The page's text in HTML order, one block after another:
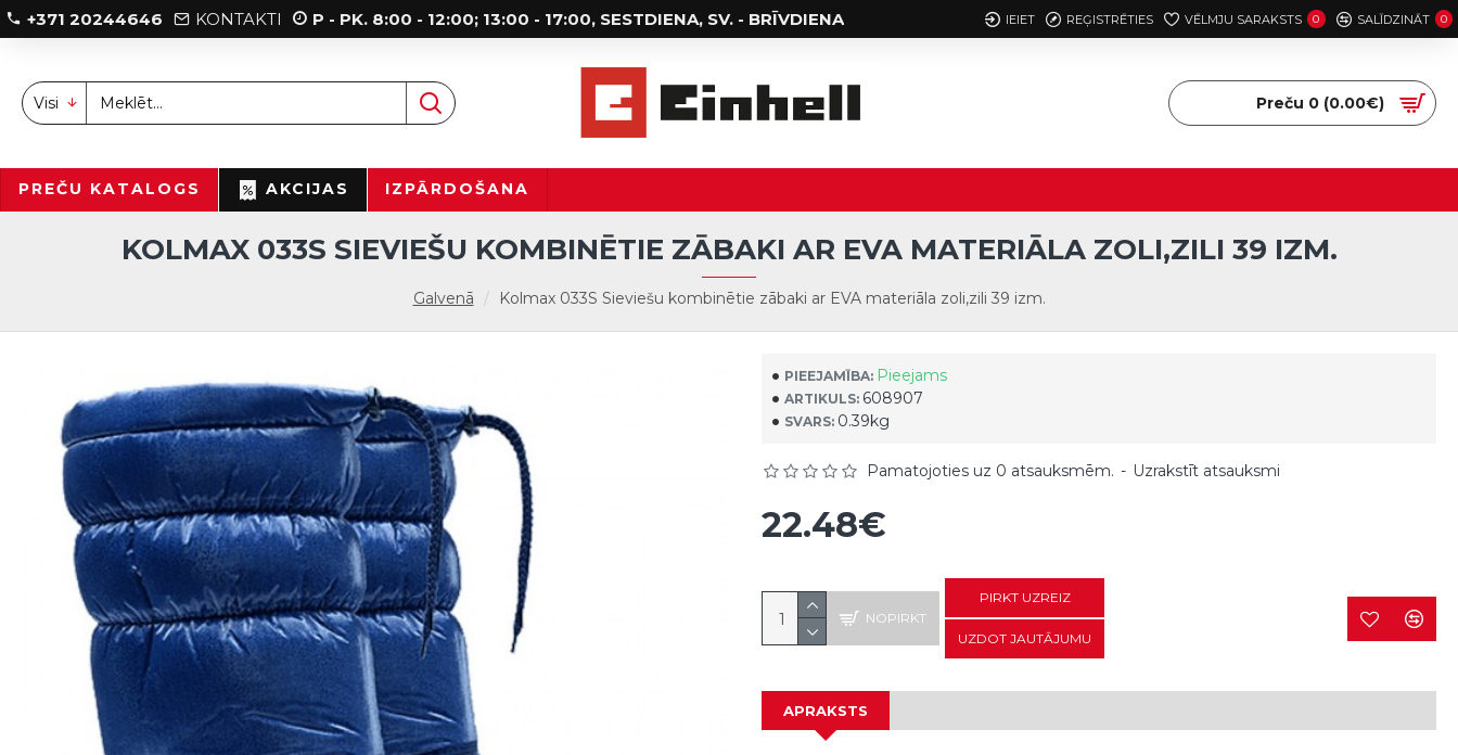
+371 20244646 KONTAKTI P - PK. 8:00 - 12:00; 13:00 - 17:00, SESTDIENA, SV. - BRĪVDIENA IEIET REĢISTRĒTIES VĒLMJU SARAKSTS 0 SALĪDZINĀT 0
Visi Preču 0 (0.00€)
PREČU KATALOGS AKCIJAS IZPĀRDOŠANA
Galvenā Kolmax 033S Sieviešu kombinētie zābaki ar EVA materiāla zoli,zili 39 izm.
KOLMAX 033S SIEVIEŠU KOMBINĒTIE ZĀBAKI AR EVA MATERIĀLA ZOLI,ZILI 39 IZM.
PIEEJAMĪBA: Pieejams
ARTIKULS: 608907
SVARS: 0.39kg
Pamatojoties uz 0 atsauksmēm. - Uzrakstīt atsauksmi
22.48€
NOPIRKT
PIRKT UZREIZ
UZDOT JAUTĀJUMU
APRAKSTS